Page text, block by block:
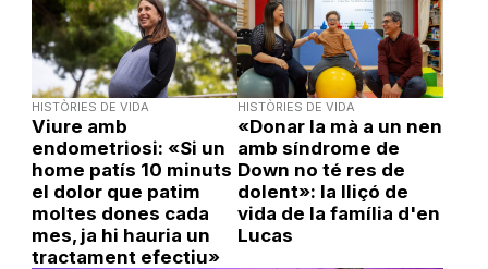
HISTÒRIES DE VIDA
Viure amb
endometriosi: «Si un
home patís 10 minuts
el dolor que patim
moltes dones cada
mes, ja hi hauria un
tractament efectiu»
HISTÒRIES DE VIDA
«Donar la mà a un nen
amb síndrome de
Down no té res de
dolent»: la lliçó de
vida de la família d'en
Lucas